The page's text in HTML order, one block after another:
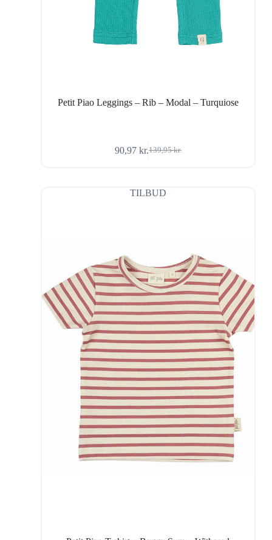
Petit Piao Leggings – Rib – Modal – Turquiose
139,95kr.
Den
var:
139,95 kr..
90,97 kr.Den
er:
90,97 kr..
TILBUD